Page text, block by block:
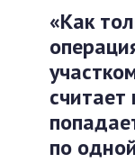
«Как
считает
по